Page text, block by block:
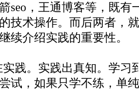
seo，王通博客等，既有
技术操作。而后两者，
续介绍实践的重要性。
践。实践出真知。学习
试，如果只学不练，单